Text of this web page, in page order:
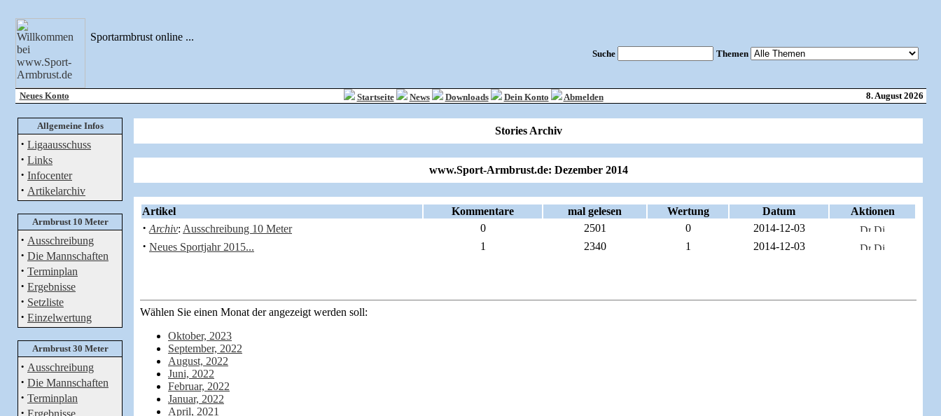
Sportarmbrust online ...
Suche Themen
Neues Konto Startseite News Downloads Dein Konto Abmelden 8. August 2026
Allgemeine Infos
· Ligaausschuss
· Links
· Infocenter
· Artikelarchiv
Armbrust 10 Meter
· Ausschreibung
· Die Mannschaften
· Terminplan
· Ergebnisse
· Setzliste
· Einzelwertung
Armbrust 30 Meter
· Ausschreibung
· Die Mannschaften
· Terminplan
· Ergebnisse
Stories Archiv
www.Sport-Armbrust.de: Dezember 2014
Artikel Kommentare mal gelesen Wertung Datum Aktionen
· Archiv: Ausschreibung 10 Meter 0 2501 0 2014-12-03
· Neues Sportjahr 2015... 1 2340 1 2014-12-03
Wählen Sie einen Monat der angezeigt werden soll:
Oktober, 2023
September, 2022
August, 2022
Juni, 2022
Februar, 2022
Januar, 2022
April, 2021